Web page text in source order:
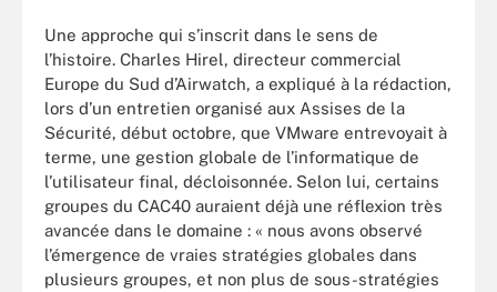
Une approche qui s’inscrit dans le sens de
l’histoire. Charles Hirel, directeur commercial
Europe du Sud d’Airwatch, a expliqué à la rédaction,
lors d’un entretien organisé aux Assises de la
Sécurité, début octobre, que VMware entrevoyait à
terme, une gestion globale de l’informatique de
l’utilisateur final, décloisonnée. Selon lui, certains
groupes du CAC40 auraient déjà une réflexion très
avancée dans le domaine : « nous avons observé
l’émergence de vraies stratégies globales dans
plusieurs groupes, et non plus de sous-stratégies